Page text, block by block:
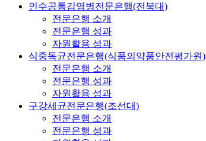
인수공통감염병전문은행(전북대)
전문은행 소개
전문은행 성과
자원활용 성과
식중독균전문은행(식품의약품안전평가원)
전문은행 소개
전문은행 성과
자원활용 성과
구강세균전문은행(조선대)
전문은행 소개
전문은행 성과